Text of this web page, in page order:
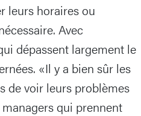
leurs horaires ou
Avec
dépassent largement le
«Il y a bien sûr les
de voir leurs problèmes
qui prennent